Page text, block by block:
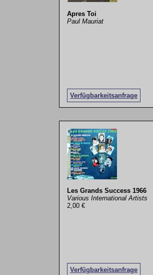
Apres Toi
Paul Mauriat
Verfügbarkeitsanfrage
Les Grands Success 1966
Various International Artists
2,00 €
Verfügbarkeitsanfrage